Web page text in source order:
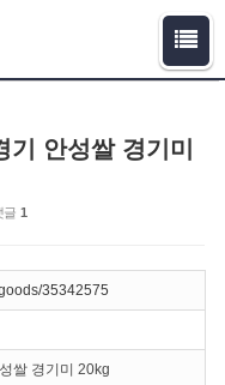
안성쌀 경기미
글 1
35342575
쌀 경기미 20kg